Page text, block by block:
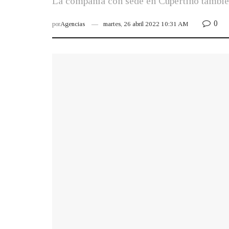
porAgencias martes, 26 abril 2022 10:31 AM 0